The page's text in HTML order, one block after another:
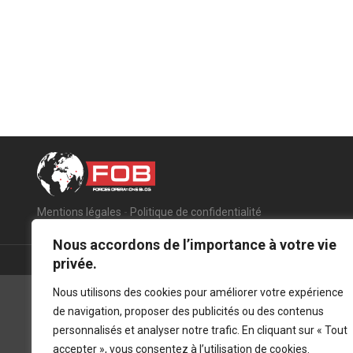
Nous accordons de l’importance à votre vie
privée.
Nous utilisons des cookies pour améliorer votre expérience
de navigation, proposer des publicités ou des contenus
personnalisés et analyser notre trafic. En cliquant sur « Tout
accepter », vous consentez à l’utilisation de cookies.
Mentions légales - Politique de confidentialité